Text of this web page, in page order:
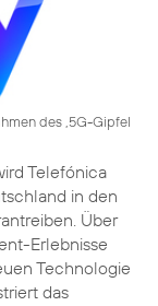
des ‚5G-Gipfel
Telefónica
in den
Über
Erlebnisse
Technologie
das